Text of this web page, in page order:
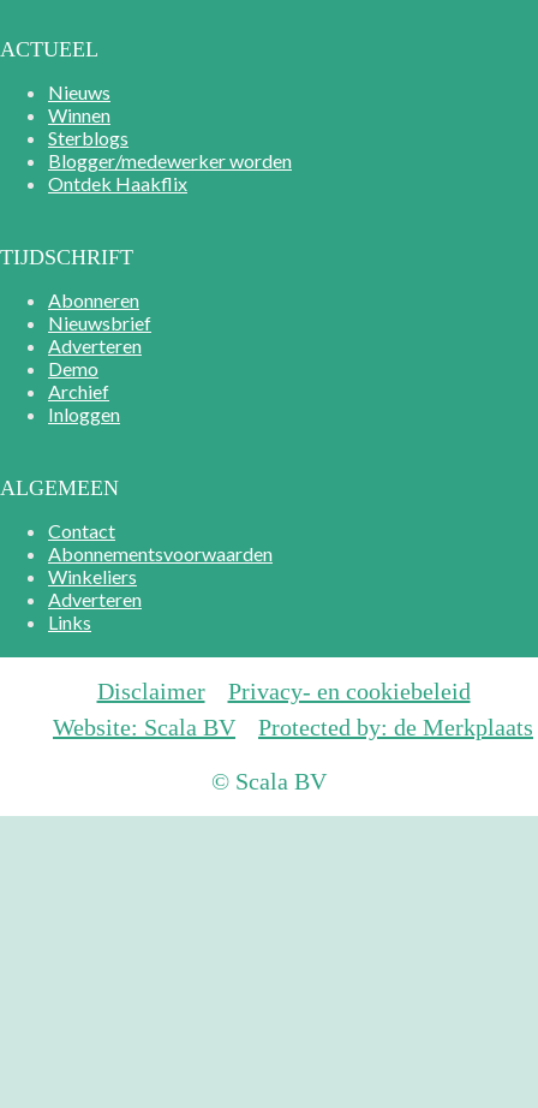
ACTUEEL
Nieuws
Winnen
Sterblogs
Blogger/medewerker worden
Ontdek Haakflix
TIJDSCHRIFT
Abonneren
Nieuwsbrief
Adverteren
Demo
Archief
Inloggen
ALGEMEEN
Contact
Abonnementsvoorwaarden
Winkeliers
Adverteren
Links
Disclaimer
Privacy- en cookiebeleid
Website: Scala BV
Protected by: de Merkplaats
© Scala BV